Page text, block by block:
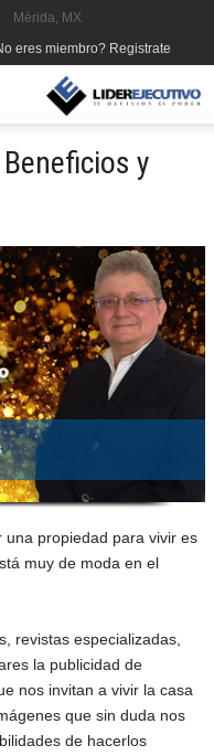
Mérida, MX
eres miembro? Registrate
y
una propiedad para vivir es
muy de moda en el
revistas especializadas,
la publicidad de
nos invitan a vivir la casa
que sin duda nos
de hacerlos